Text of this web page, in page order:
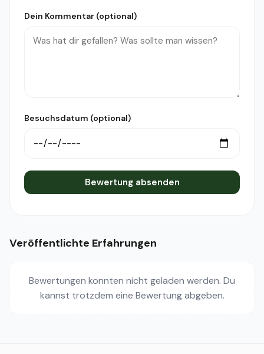
Dein Kommentar (optional)
Besuchsdatum (optional)
Bewertung absenden
Veröffentlichte Erfahrungen
Bewertungen konnten nicht geladen werden. Du
kannst trotzdem eine Bewertung abgeben.